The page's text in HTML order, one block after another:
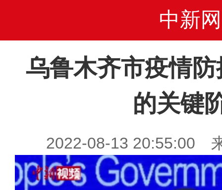
中新网
乌鲁木齐市疫情
的关键
2022-08-13 20:55:00